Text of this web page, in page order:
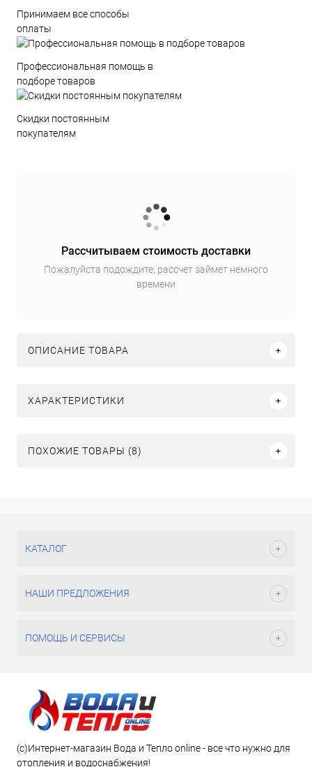
Принимаем все способы
оплаты
Профессиональная помощь в
подборе товаров
Скидки постоянным
покупателям
Рассчитываем стоимость доставки
Пожалуйста подождите, рассчет займет немного
времени
ОПИСАНИЕ ТОВАРА
ХАРАКТЕРИСТИКИ
ПОХОЖИЕ ТОВАРЫ (8)
КАТАЛОГ
НАШИ ПРЕДЛОЖЕНИЯ
ПОМОЩЬ И СЕРВИСЫ
(c)Интернет-магазин Вода и Тепло online - все что нужно для
отопления и водоснабжения!